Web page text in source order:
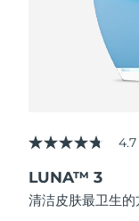
4.7
of
5
stars,
4.7
LUNA™ 3
清洁皮肤最卫生的